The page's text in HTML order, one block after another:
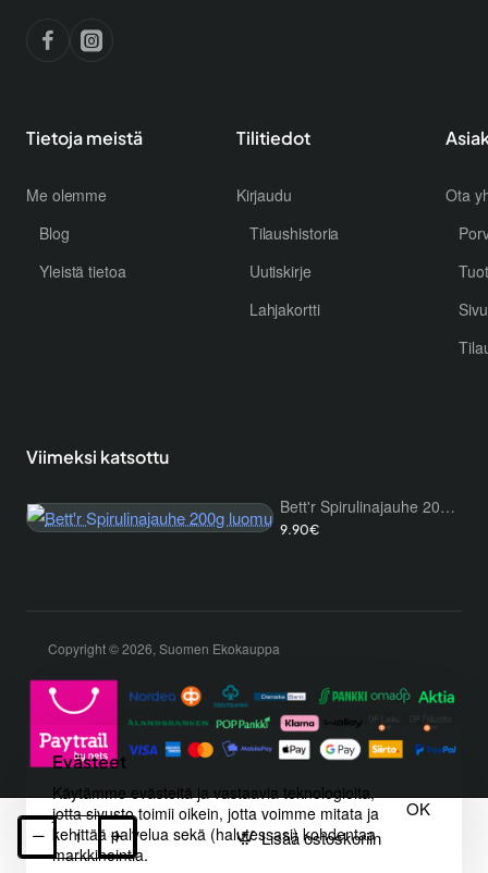
Evästeet
Käytämme evästeitä ja vastaavia teknologioita,
jotta sivusto toimii oikein, jotta voimme mitata ja
kehittää palvelua sekä (halutessasi) kohdentaa
markkinointia.
OK
Lisää ostoskoriin
Tietoja meistä
Me olemme
Blog
Yleistä tietoa
Tilitiedot
Kirjaudu
Tilaushistoria
Uutiskirje
Lahjakortti
Ota
Viimeksi katsottu
Bett'r Spirulinajauhe 200g luomu
9.90€
Copyright © 2026, Suomen Ekokauppa